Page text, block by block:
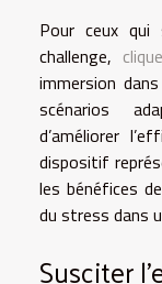
Pour ceux qui
challenge,
immersion
scénarios
d’améliorer
dispositif
les bénéfices
du stress dans
Susciter